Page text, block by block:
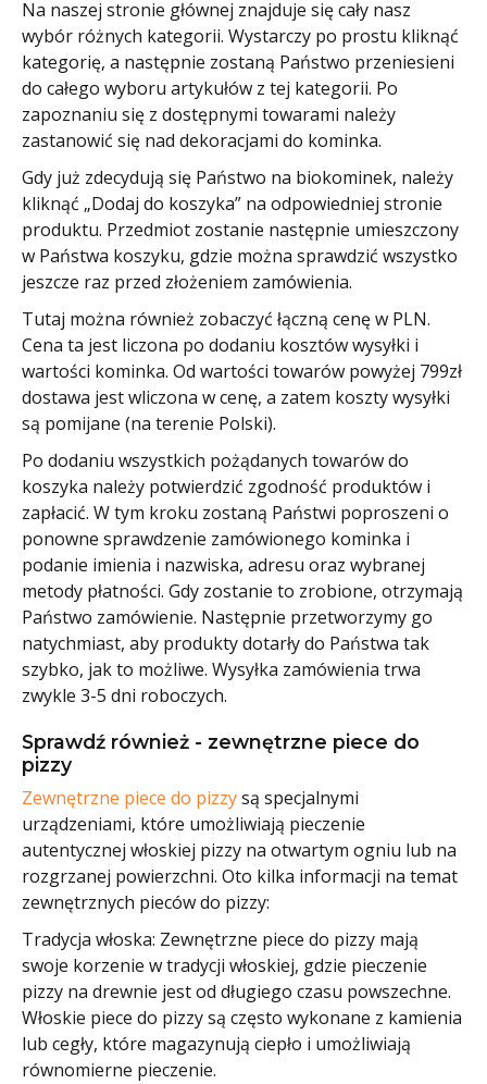
Na naszej stronie głównej znajduje się cały nasz
wybór różnych kategorii. Wystarczy po prostu kliknąć
kategorię, a następnie zostaną Państwo przeniesieni
do całego wyboru artykułów z tej kategorii. Po
zapoznaniu się z dostępnymi towarami należy
zastanowić się nad dekoracjami do kominka.
Gdy już zdecydują się Państwo na biokominek, należy
kliknąć „Dodaj do koszyka” na odpowiedniej stronie
produktu. Przedmiot zostanie następnie umieszczony
w Państwa koszyku, gdzie można sprawdzić wszystko
jeszcze raz przed złożeniem zamówienia.
Tutaj można również zobaczyć łączną cenę w PLN.
Cena ta jest liczona po dodaniu kosztów wysyłki i
wartości kominka. Od wartości towarów powyżej 799zł
dostawa jest wliczona w cenę, a zatem koszty wysyłki
są pomijane (na terenie Polski).
Po dodaniu wszystkich pożądanych towarów do
koszyka należy potwierdzić zgodność produktów i
zapłacić. W tym kroku zostaną Państwi poproszeni o
ponowne sprawdzenie zamówionego kominka i
podanie imienia i nazwiska, adresu oraz wybranej
metody płatności. Gdy zostanie to zrobione, otrzymają
Państwo zamówienie. Następnie przetworzymy go
natychmiast, aby produkty dotarły do Państwa tak
szybko, jak to możliwe. Wysyłka zamówienia trwa
zwykle 3-5 dni roboczych.
Sprawdź również - zewnętrzne piece do
pizzy
Zewnętrzne piece do pizzysą specjalnymi
urządzeniami, które umożliwiają pieczenie
autentycznej włoskiej pizzy na otwartym ogniu lub na
rozgrzanej powierzchni. Oto kilka informacji na temat
zewnętrznych pieców do pizzy:
Tradycja włoska: Zewnętrzne piece do pizzy mają
swoje korzenie w tradycji włoskiej, gdzie pieczenie
pizzy na drewnie jest od długiego czasu powszechne.
Włoskie piece do pizzy są często wykonane z kamienia
lub cegły, które magazynują ciepło i umożliwiają
równomierne pieczenie.